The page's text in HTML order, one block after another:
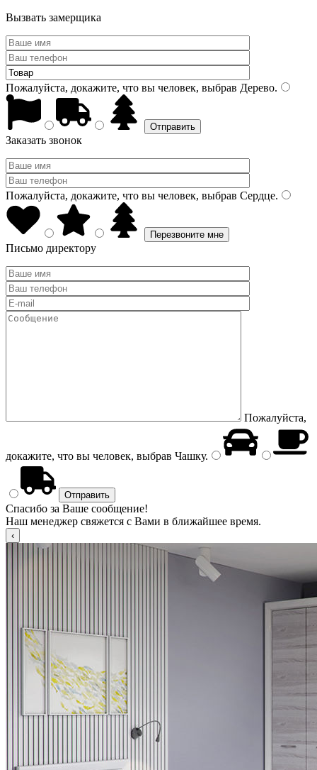
Вызвать замерщика
Пожалуйста, докажите, что вы человек, выбрав Дерево.
Заказать звонок
Пожалуйста, докажите, что вы человек, выбрав Сердце.
Письмо директору
Пожалуйста,
докажите, что вы человек, выбрав Чашку.
Спасибо за Ваше сообщение!
Наш менеджер свяжется с Вами в ближайшее время.